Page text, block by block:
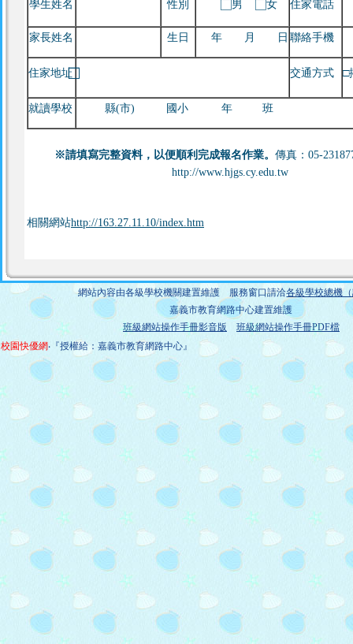
學生姓名 性別 ⃞ 男 ⃞ 女 住家電話
家長姓名 生日 年 月 日 聯絡手機
住家地址 交通方式 □
就讀學校 縣(市) 國小 年 班
※請填寫完整資料，以便順利完成報名作業。傳真：05-
http://www.hjgs.cy.edu.tw
相關網站http://163.27.11.10/index.htm
網站內容由各級學校機關建置維護 服務窗口請洽各級學校總機
嘉義市教育網路中心建置維護
班級網站操作手冊影音版
班級網站操作手冊PDF檔
校園快優網‧『授權給：嘉義市教育網路中心』